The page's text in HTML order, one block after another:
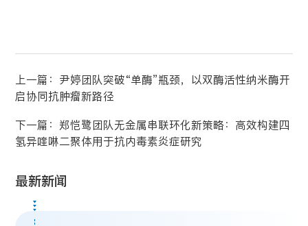
上一篇： 尹婷团队突破“单酶”瓶颈，以双酶活性纳米酶开
启协同抗肿瘤新路径
下一篇： 郑恺鹭团队无金属串联环化新策略：高效构建四
氢异喹啉二聚体用于抗内毒素炎症研究
最新新闻